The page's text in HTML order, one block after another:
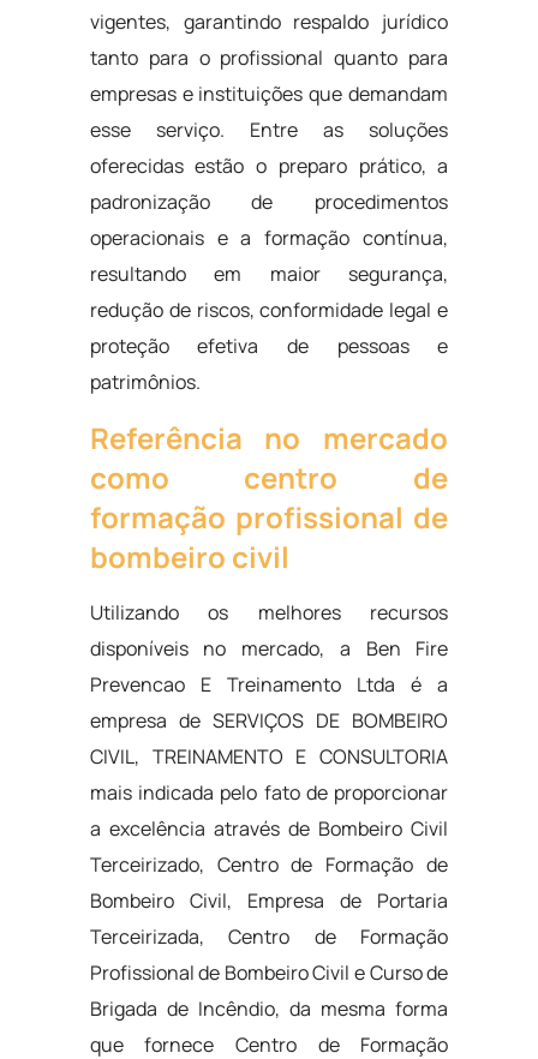
vigentes, garantindo respaldo jurídico
tanto para o profissional quanto para
empresas e instituições que demandam
esse serviço. Entre as soluções
oferecidas estão o preparo prático, a
padronização de procedimentos
operacionais e a formação contínua,
resultando em maior segurança,
redução de riscos, conformidade legal e
proteção efetiva de pessoas e
patrimônios.
Referência no mercado
como centro de
formação profissional de
bombeiro civil
Utilizando os melhores recursos
disponíveis no mercado, a Ben Fire
Prevencao E Treinamento Ltda é a
empresa de SERVIÇOS DE BOMBEIRO
CIVIL, TREINAMENTO E CONSULTORIA
mais indicada pelo fato de proporcionar
a excelência através de Bombeiro Civil
Terceirizado, Centro de Formação de
Bombeiro Civil, Empresa de Portaria
Terceirizada, Centro de Formação
Profissional de Bombeiro Civil e Curso de
Brigada de Incêndio, da mesma forma
que fornece Centro de Formação